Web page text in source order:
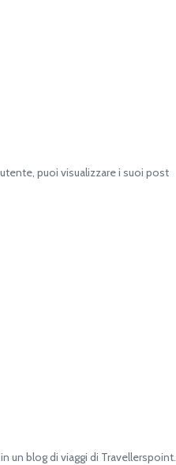
puoi visualizzare i suoi post
un blog di viaggi di Travellerspoint.